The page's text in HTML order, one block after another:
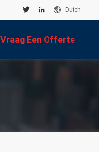
Dutch
Vraag Een Offerte